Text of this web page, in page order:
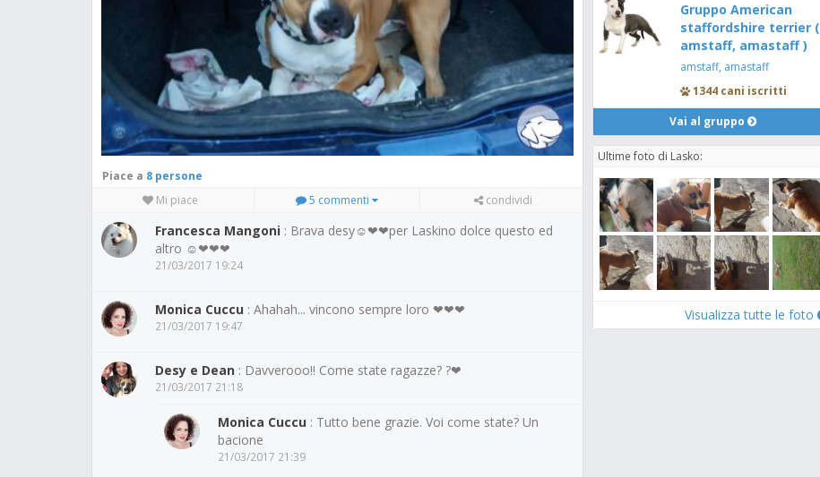
Piace a
8 persone
Mi piace
5 commenti condividi
Francesca Mangoni : Brava desy☺❤❤per Laskino dolce questo ed
altro ☺❤❤❤
21/03/2017 19:24
Monica Cuccu : Ahahah... vincono sempre loro ❤❤❤
21/03/2017 19:47
Desy e Dean : Davverooo!! Come state ragazze? ?❤
21/03/2017 21:18
Monica Cuccu : Tutto bene grazie. Voi come state? Un
bacione
21/03/2017 21:39
Gruppo American
staffordshire terrier (
amstaff, amastaff )
amstaff, amastaff
1344 cani iscritti
Vai al gruppo
Ultime foto di Lasko:
Visualizza tutte le foto